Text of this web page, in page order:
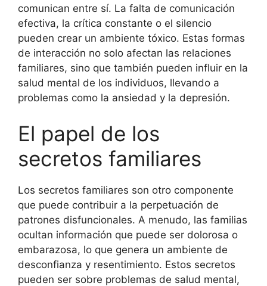
comunican entre sí. La falta de comunicación
efectiva, la crítica constante o el silencio
pueden crear un ambiente tóxico. Estas formas
de interacción no solo afectan las relaciones
familiares, sino que también pueden influir en la
salud mental de los individuos, llevando a
problemas como la ansiedad y la depresión.
El papel de los
secretos familiares
Los secretos familiares son otro componente
que puede contribuir a la perpetuación de
patrones disfuncionales. A menudo, las familias
ocultan información que puede ser dolorosa o
embarazosa, lo que genera un ambiente de
desconfianza y resentimiento. Estos secretos
pueden ser sobre problemas de salud mental,